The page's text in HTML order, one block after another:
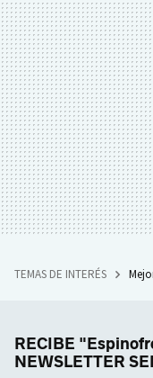
TEMAS DE INTERÉS
RECIBE
NEWSLETTER